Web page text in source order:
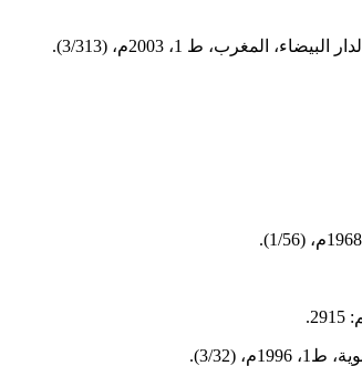
المغرب، ط 1، 2003م، (3/313).
(3/32).